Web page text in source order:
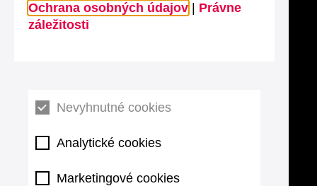
Ochrana osobných údajov
Právne
záležitosti
Nevyhnutné cookies
Analytické cookies
Marketingové cookies